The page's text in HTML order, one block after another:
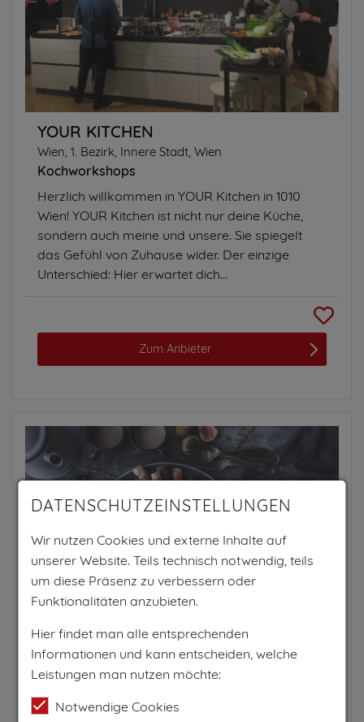
YOUR KITCHEN
Wien, 1. Bezirk, Innere Stadt, Wien
Kochworkshops
Herzlich willkommen in YOUR Kitchen in 1010
Wien! YOUR Kitchen ist nicht nur deine Küche,
sondern auch meine und unsere. Sie spiegelt
das Gefühl von Zuhause wider. Der einzige
Unterschied: Hier erwartet dich...
Zum Anbieter
OLIVER COOKING
Kochworkshops
DATENSCHUTZEINSTELLUNGEN
Wir nutzen Cookies und externe Inhalte auf
unserer Website. Teils technisch notwendig, teils
um diese Präsenz zu verbessern oder
Funktionalitäten anzubieten.
Hier findet man alle entsprechenden
Informationen und kann entscheiden, welche
Leistungen man nutzen möchte:
Notwendige Cookies